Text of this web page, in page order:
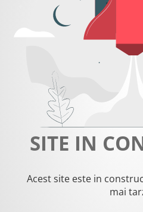
SITE IN
Acest site este in
mai